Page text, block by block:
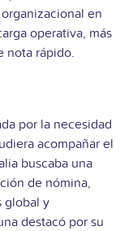
en
operativa, más
nota rápido.
por la necesidad
acompañar el
buscaba una
de nómina,
global y
destacó por su